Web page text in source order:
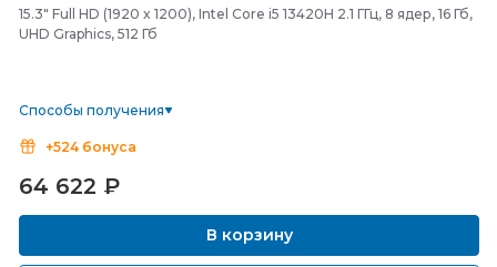
15.3" Full HD (1920 x 1200), Intel Core i5 13420H 2.1 ГГц, 8 ядер, 16 Гб,
UHD Graphics, 512 Гб
Способы получения
+524 бонуса
64 622 ₽
В корзину